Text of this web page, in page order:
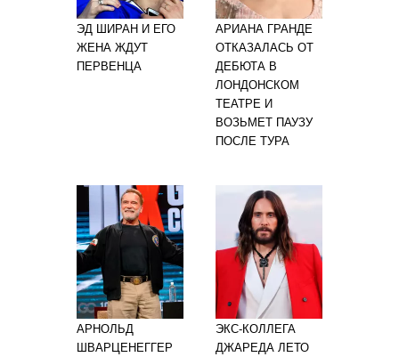
ЭД ШИРАН И ЕГО
ЖЕНА ЖДУТ
ПЕРВЕНЦА
АРИАНА ГРАНДЕ
ОТКАЗАЛАСЬ ОТ
ДЕБЮТА В
ЛОНДОНСКОМ
ТЕАТРЕ И
ВОЗЬМЕТ ПАУЗУ
ПОСЛЕ ТУРА
АРНОЛЬД
ШВАРЦЕНЕГГЕР
ЭКС-КОЛЛЕГА
ДЖАРЕДА ЛЕТО